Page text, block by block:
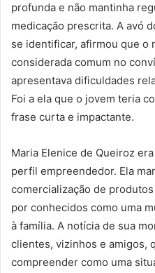
profunda e não mantinha
medicação prescrita. A avó
se identificar, afirmou que o
considerada comum no
apresentava dificuldades
Foi a ela que o jovem teria
frase curta e impactante.
Maria Elenice de Queiroz
perfil empreendedor. Ela
comercialização de
por conhecidos como uma
à família. A notícia de sua
clientes, vizinhos e amigos,
compreender como uma